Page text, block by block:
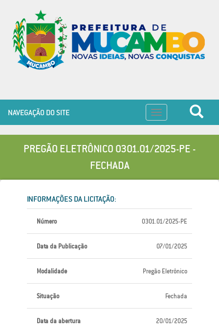
Toggle
navigation
NAVEGAÇÃO DO SITE
PREGÃO ELETRÔNICO 0301.01/2025-PE -
FECHADA
INFORMAÇÕES DA LICITAÇÃO:
Número 0301.01/2025-PE
Data da Publicação 07/01/2025
Modalidade Pregão Eletrônico
Situação Fechada
Data da abertura 20/01/2025